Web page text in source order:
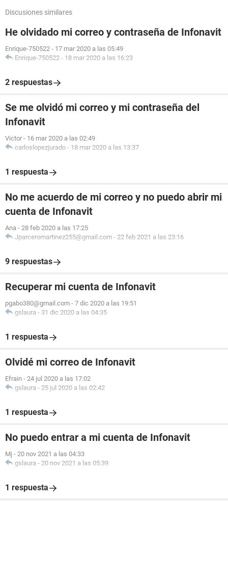
Discusiones similares
He olvidado mi correo y contraseña de Infonavit
Enrique-750522 - 17 mar 2020 a las 05:49
Enrique-750522 - 18 mar 2020 a las 16:23
2 respuestas
Se me olvidó mi correo y mi contraseña del
Infonavit
Victor - 16 mar 2020 a las 02:49
carloslopezjurado - 18 mar 2020 a las 13:37
1 respuesta
No me acuerdo de mi correo y no puedo abrir mi
cuenta de Infonavit
Ana - 28 feb 2020 a las 17:25
Jparceromartinez255@gmail.com - 22 feb 2021 a las 23:16
9 respuestas
Recuperar mi cuenta de Infonavit
pgabo380@gmail.com - 7 dic 2020 a las 19:51
gslaura - 31 dic 2020 a las 04:35
1 respuesta
Olvidé mi correo de Infonavit
Efrain - 24 jul 2020 a las 17:02
gslaura - 25 jul 2020 a las 02:42
1 respuesta
No puedo entrar a mi cuenta de Infonavit
Mj - 20 nov 2021 a las 04:33
gslaura - 20 nov 2021 a las 05:39
1 respuesta